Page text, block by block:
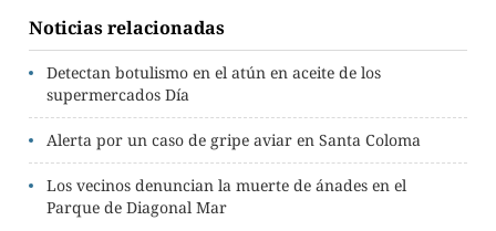
Noticias relacionadas
Detectan botulismo en el atún en aceite de los
supermercados Día
Alerta por un caso de gripe aviar en Santa Coloma
Los vecinos denuncian la muerte de ánades en el
Parque de Diagonal Mar